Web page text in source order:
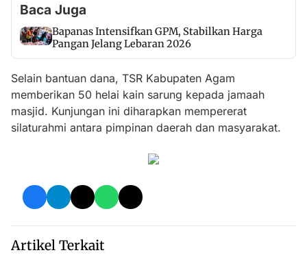
Baca Juga
Bapanas Intensifkan GPM, Stabilkan Harga
Pangan Jelang Lebaran 2026
Selain bantuan dana, TSR Kabupaten Agam
memberikan 50 helai kain sarung kepada jamaah
masjid. Kunjungan ini diharapkan mempererat
silaturahmi antara pimpinan daerah dan masyarakat.
Artikel Terkait